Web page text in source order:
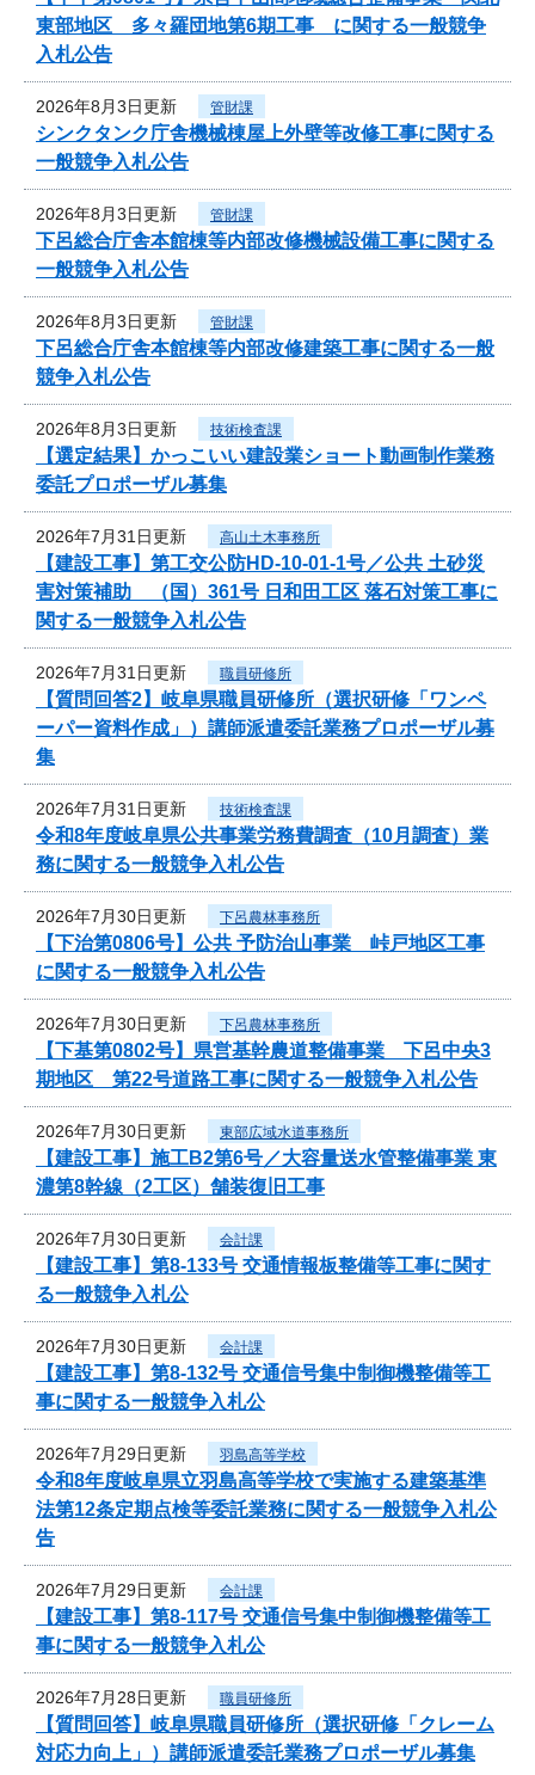
東部地区 多々羅団地第6期工事 に関する一般競争
入札公告
2026年8月3日更新 管財課
シンクタンク庁舎機械棟屋上外壁等改修工事に関する
一般競争入札公告
2026年8月3日更新 管財課
下呂総合庁舎本館棟等内部改修機械設備工事に関する
一般競争入札公告
2026年8月3日更新 管財課
下呂総合庁舎本館棟等内部改修建築工事に関する一般
競争入札公告
2026年8月3日更新 技術検査課
【選定結果】かっこいい建設業ショート動画制作業務
委託プロポーザル募集
2026年7月31日更新 高山土木事務所
【建設工事】第工交公防HD-10-01-1号／公共 土砂災
害対策補助 （国）361号 日和田工区 落石対策工事に
関する一般競争入札公告
2026年7月31日更新 職員研修所
【質問回答2】岐阜県職員研修所（選択研修「ワンペ
ーパー資料作成」）講師派遣委託業務プロポーザル募
集
2026年7月31日更新 技術検査課
令和8年度岐阜県公共事業労務費調査（10月調査）業
務に関する一般競争入札公告
2026年7月30日更新 下呂農林事務所
【下治第0806号】公共 予防治山事業 峠戸地区工事
に関する一般競争入札公告
2026年7月30日更新 下呂農林事務所
【下基第0802号】県営基幹農道整備事業 下呂中央3
期地区 第22号道路工事に関する一般競争入札公告
2026年7月30日更新 東部広域水道事務所
【建設工事】施工B2第6号／大容量送水管整備事業 東
濃第8幹線（2工区）舗装復旧工事
2026年7月30日更新 会計課
【建設工事】第8-133号 交通情報板整備等工事に関す
る一般競争入札公
2026年7月30日更新 会計課
【建設工事】第8-132号 交通信号集中制御機整備等工
事に関する一般競争入札公
2026年7月29日更新 羽島高等学校
令和8年度岐阜県立羽島高等学校で実施する建築基準
法第12条定期点検等委託業務に関する一般競争入札公
告
2026年7月29日更新 会計課
【建設工事】第8-117号 交通信号集中制御機整備等工
事に関する一般競争入札公
2026年7月28日更新 職員研修所
【質問回答】岐阜県職員研修所（選択研修「クレーム
対応力向上」）講師派遣委託業務プロポーザル募集